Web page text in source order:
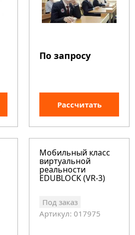
По запросу
Рассчитать
Мобильный класс
виртуальной
реальности
EDUBLOCK (VR-3)
Под заказ
Артикул: 017975